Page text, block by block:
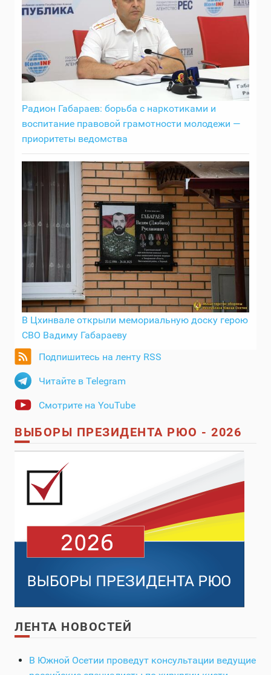
Радион Габараев: борьба с наркотиками и
воспитание правовой грамотности молодежи —
приоритеты ведомства
В Цхинвале открыли мемориальную доску герою
СВО Вадиму Габараеву
Подпишитесь на ленту RSS
Читайте в Telegram
Смотрите на YouTube
ВЫБОРЫ ПРЕЗИДЕНТА РЮО - 2026
ЛЕНТА НОВОСТЕЙ
В Южной Осетии проведут консультации ведущие